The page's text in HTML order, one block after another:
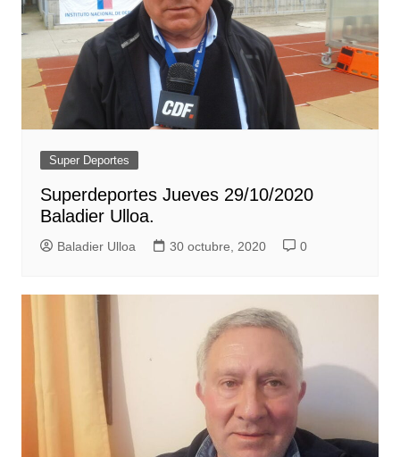
Super Deportes
Superdeportes Jueves 29/10/2020
Baladier Ulloa.
Baladier Ulloa 30 octubre, 2020 0